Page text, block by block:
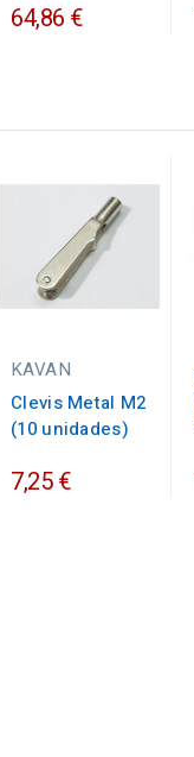
64,86 €
KAVAN
Clevis Metal M2
(10 unidades)
7,25 €